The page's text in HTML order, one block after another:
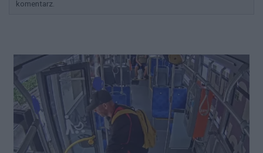
komentarz.